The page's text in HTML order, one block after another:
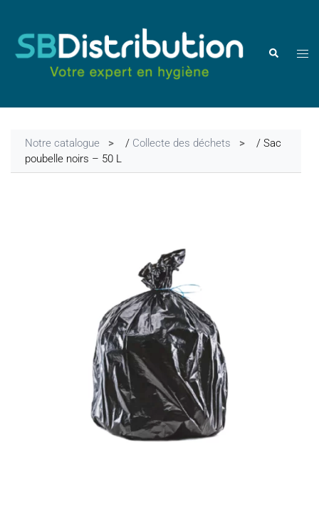
contenu
Rechercher
Notre catalogue / Collecte des déchets
/ Sac
poubelle noirs – 50 L